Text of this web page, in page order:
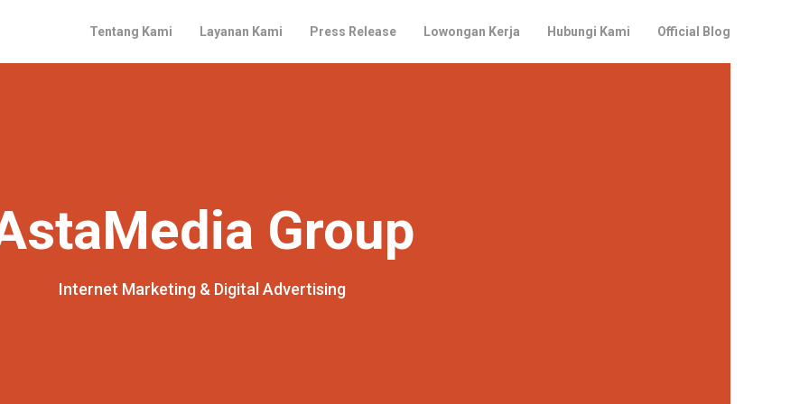
Tentang Kami Layanan Kami Press Release Lowongan Kerja Hubungi Kami Official Blog
Group
Internet Marketing & Digital Advertising